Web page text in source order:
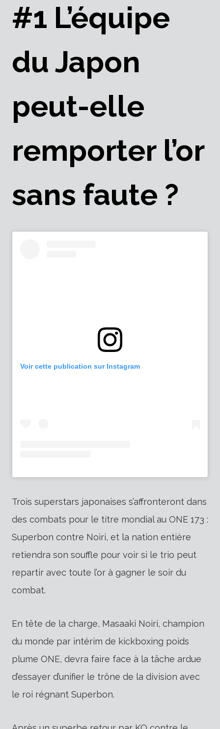
#1 L’équipe
du Japon
peut-elle
remporter l’or
sans faute ?
Voir cette publication sur Instagram
Trois superstars japonaises s’affronteront dans
des combats pour le titre mondial au ONE 173 :
Superbon contre Noiri, et la nation entière
retiendra son souffle pour voir si le trio peut
repartir avec toute l’or à gagner le soir du
combat.
En tête de la charge, Masaaki Noiri, champion
du monde par intérim de kickboxing poids
plume ONE, devra faire face à la tâche ardue
d’essayer d’unifier le trône de la division avec
le roi régnant Superbon.